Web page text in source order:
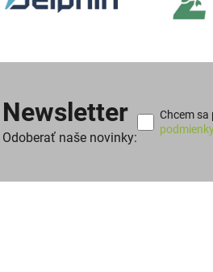
Newsletter
Odoberať naše novinky:
Chcem sa